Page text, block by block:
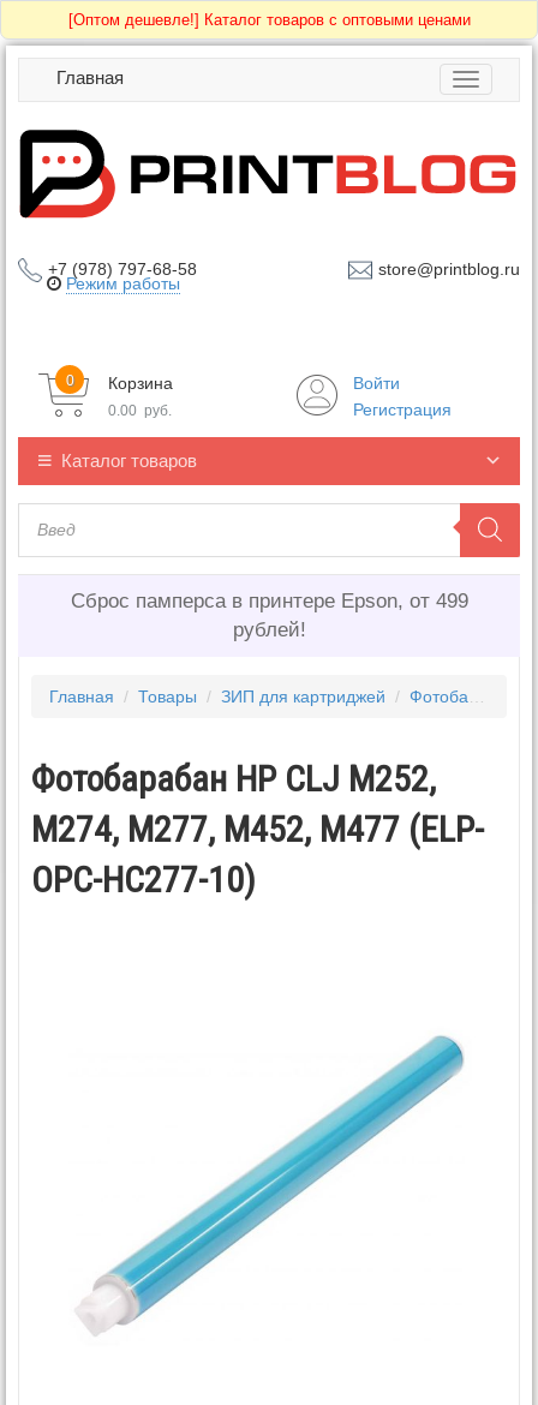
[Оптом дешевле!] Каталог товаров с оптовыми ценами
Toggle
Главная
+7 (978) 797-68-58 store@printblog.ru
Режим работы
Корзина
0
0.00 руб.
Войти
Регистрация
Каталог товаров
Сброс памперса в принтере Epson, от 499
рублей!
Главная / Товары / ЗИП для картриджей / Фотобарабаны
Фотобарабан HP CLJ M252,
M274, M277, M452, M477 (ELP-
OPC-HC277-10)